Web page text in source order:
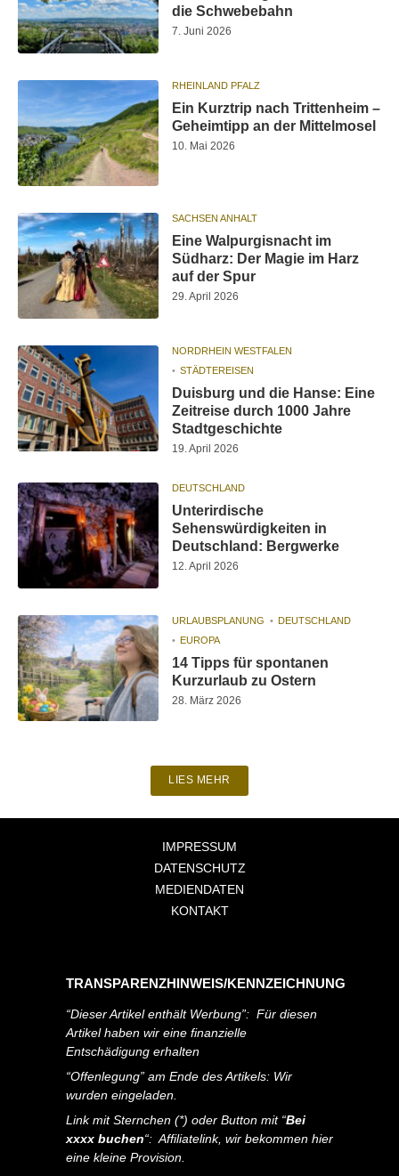
die Schwebebahn
7. Juni 2026
RHEINLAND PFALZ
Ein Kurztrip nach Trittenheim –
Geheimtipp an der Mittelmosel
10. Mai 2026
SACHSEN ANHALT
Eine Walpurgisnacht im
Südharz: Der Magie im Harz
auf der Spur
29. April 2026
NORDRHEIN WESTFALEN
STÄDTEREISEN
Duisburg und die Hanse: Eine
Zeitreise durch 1000 Jahre
Stadtgeschichte
19. April 2026
DEUTSCHLAND
Unterirdische
Sehenswürdigkeiten in
Deutschland: Bergwerke
12. April 2026
URLAUBSPLANUNG
DEUTSCHLAND
EUROPA
14 Tipps für spontanen
Kurzurlaub zu Ostern
28. März 2026
LIES MEHR
IMPRESSUM
DATENSCHUTZ
MEDIENDATEN
KONTAKT
TRANSPARENZHINWEIS/KENNZEICHNUNG
“Dieser Artikel enthält Werbung”: Für diesen
Artikel haben wir eine finanzielle
Entschädigung erhalten
“Offenlegung” am Ende des Artikels: Wir
wurden eingeladen.
Link mit Sternchen (*) oder Button mit “Bei
xxxx buchen“: Affiliatelink, wir bekommen hier
eine kleine Provision.